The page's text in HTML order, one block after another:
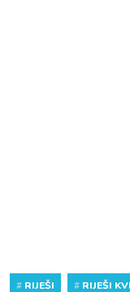
# RIJEŠI # RIJEŠI